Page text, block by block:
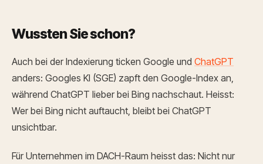
Wussten Sie schon?
Auch bei der Indexierung ticken Google und ChatGPT
anders: Googles KI (SGE) zapft den Google-Index an,
während ChatGPT lieber bei Bing nachschaut. Heisst:
Wer bei Bing nicht auftaucht, bleibt bei ChatGPT
unsichtbar.
Für Unternehmen im DACH-Raum heisst das: Nicht nur